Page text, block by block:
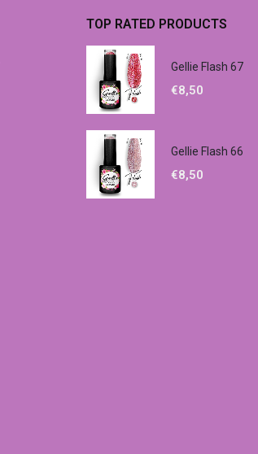
TOP RATED PRODUCTS
Gellie Flash 67
€8,50
Gellie Flash 66
€8,50